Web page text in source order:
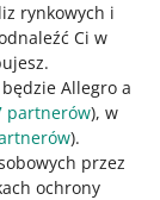
rynkowych i
Ci w
Allegro a
partnerów), w
).
przez
ochrony
10 - Rewelacja
6